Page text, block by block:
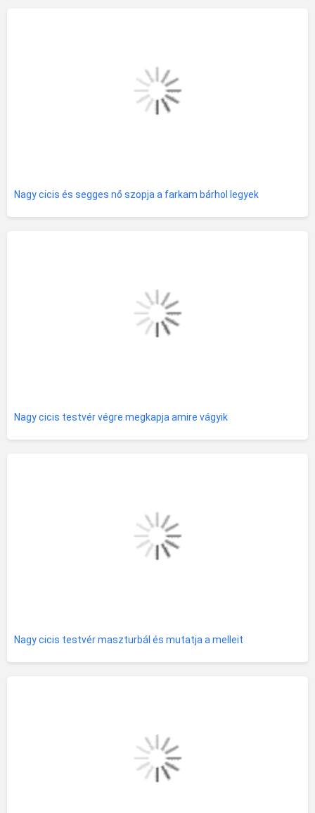
Nagy cicis és segges nő szopja a farkam bárhol legyek
Nagy cicis testvér végre megkapja amire vágyik
Nagy cicis testvér maszturbál és mutatja a melleit